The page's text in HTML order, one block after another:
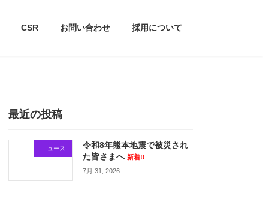
CSR お問い合わせ 採用について
最近の投稿
ニュース
令和8年熊本地震で被災され
た皆さまへ 新着!!
7月 31, 2026